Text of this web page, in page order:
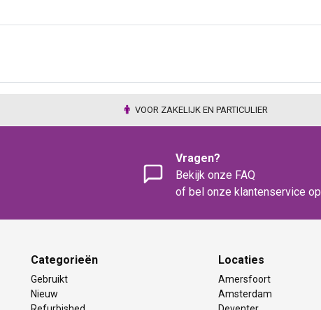
VOOR ZAKELIJK EN PARTICULIER
Vragen?
Bekijk onze FAQ
of bel onze klantenservice op
Categorieën
Gebruikt
Nieuw
Locaties
Amersfoort
Amsterdam